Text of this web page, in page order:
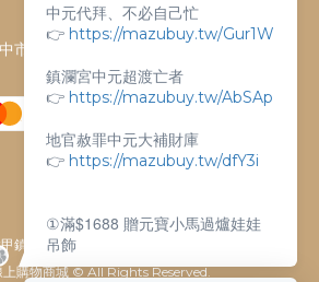
門市地址：
市大甲區順天路238號
鎮瀾宮唯一指定 官方商城
上購物商城 © All Rights Reserved.
中元代拜、不必自己忙
👉 https://mazubuy.tw/Gur1W
鎮瀾宮中元超渡亡者
👉 https://mazubuy.tw/AbSAp
地官赦罪中元大補財庫
👉 https://mazubuy.tw/dfY3i
①滿$1688 贈元寶小馬過爐娃娃
吊飾